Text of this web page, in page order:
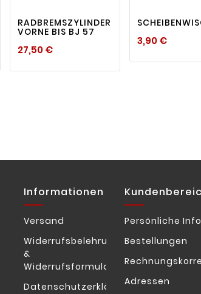
RADBREMSZYLINDER
VORNE BIS BJ 57
27,50 €Preis
3,90 €Preis
Informationen
Versand
Widerrufsbelehrung
&
Widerrufsformular
Datenschutzerklärung
Persönliche
Bestellungen
Adressen